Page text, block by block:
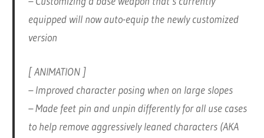
equipped will now auto-equip the newly customized
version
[ ANIMATION ]
– Improved character posing when on large slopes
– Made feet pin and unpin differently for all use cases
to help remove aggressively leaned characters (AKA